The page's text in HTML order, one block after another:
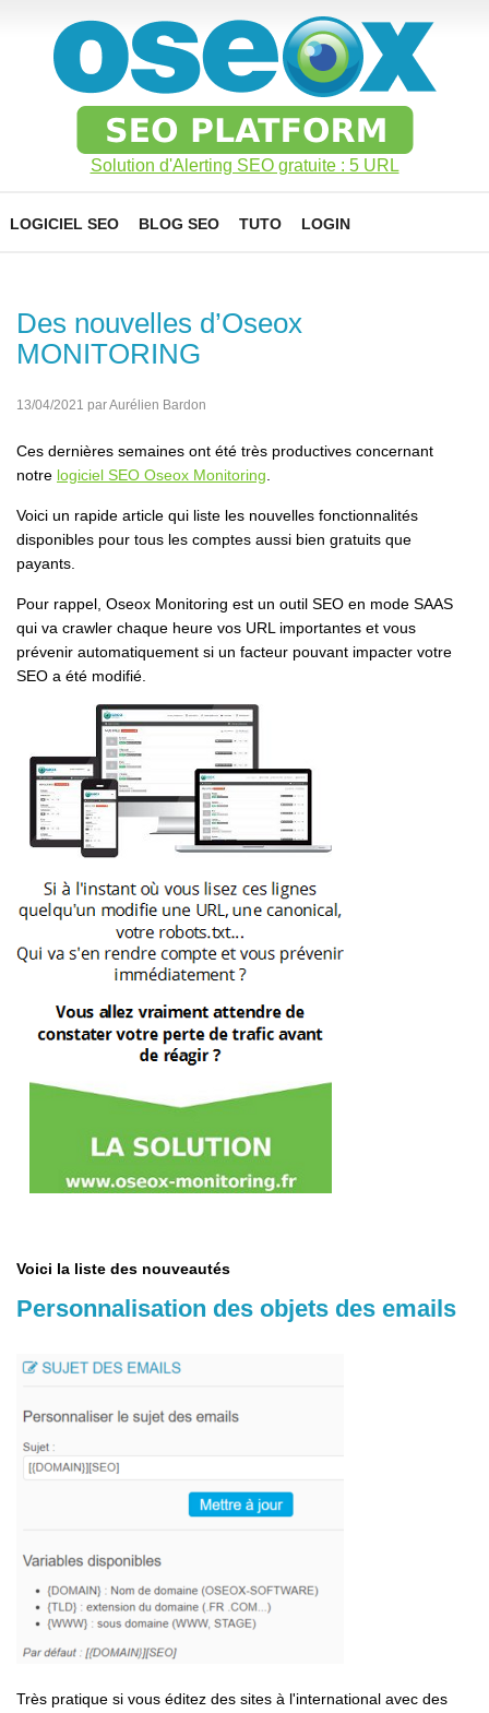
Solution d'Alerting SEO gratuite : 5 URL
LOGICIEL SEO BLOG SEO TUTO LOGIN
Des nouvelles d’Oseox
MONITORING
13/04/2021 par Aurélien Bardon
Ces dernières semaines ont été très productives concernant
notre logiciel SEO Oseox Monitoring
Voici un rapide article qui liste les nouvelles fonctionnalités
disponibles pour tous les comptes aussi bien gratuits que
payants.
Pour rappel, Oseox Monitoring est un outil SEO en mode SAAS
qui va crawler chaque heure vos URL importantes et vous
prévenir automatiquement si un facteur pouvant impacter votre
SEO a été modifié.
Voici la liste des nouveautés
Personnalisation des objets des emails
Très pratique si vous éditez des sites à l'international avec des